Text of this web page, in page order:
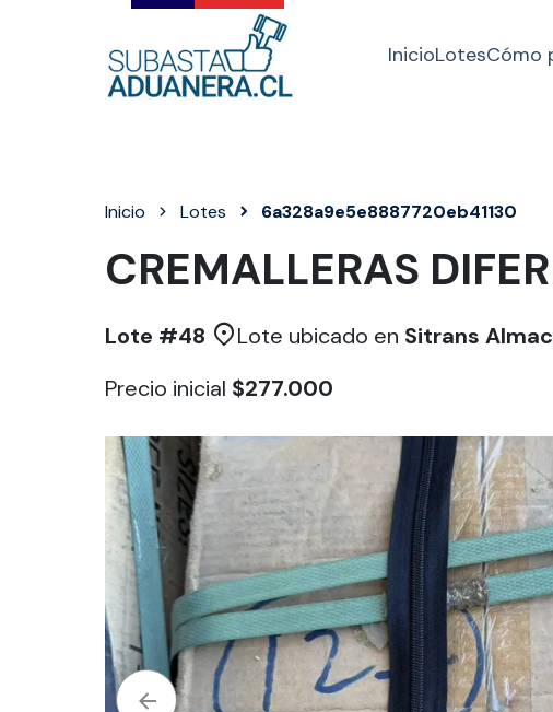
InicioLotesCómo
Inicio Lotes 6a328a9e5e8887720eb41130
CREMALLERAS
Lote #48 Lote ubicado en Sitrans
Precio inicial $277.000